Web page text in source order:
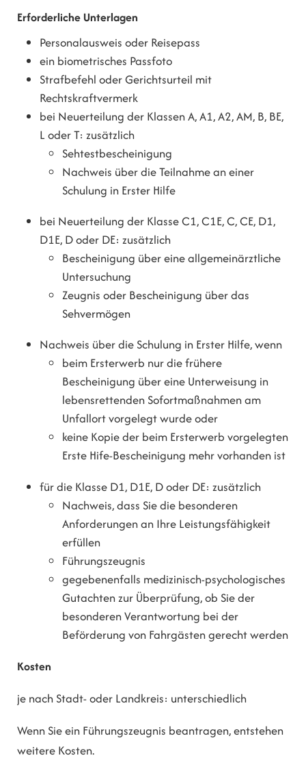
Erforderliche Unterlagen
Personalausweis oder Reisepass
ein biometrisches Passfoto
Strafbefehl oder Gerichtsurteil mit
Rechtskraftvermerk
bei Neuerteilung der Klassen A, A1, A2, AM, B, BE,
L oder T: zusätzlich
Sehtestbescheinigung
Nachweis über die Teilnahme an einer
Schulung in Erster Hilfe
bei Neuerteilung der Klasse C1, C1E, C, CE, D1,
D1E, D oder DE: zusätzlich
Bescheinigung über eine allgemeinärztliche
Untersuchung
Zeugnis oder Bescheinigung über das
Sehvermögen
Nachweis über die Schulung in Erster Hilfe, wenn
beim Ersterwerb nur die frühere
Bescheinigung über eine Unterweisung in
lebensrettenden Sofortmaßnahmen am
Unfallort vorgelegt wurde oder
keine Kopie der beim Ersterwerb vorgelegten
Erste Hife-Bescheinigung mehr vorhanden ist
für die Klasse D1, D1E, D oder DE: zusätzlich
Nachweis, dass Sie die besonderen
Anforderungen an Ihre Leistungsfähigkeit
erfüllen
Führungszeugnis
gegebenenfalls medizinisch-psychologisches
Gutachten zur Überprüfung, ob Sie der
besonderen Verantwortung bei der
Beförderung von Fahrgästen gerecht werden
Kosten
je nach Stadt- oder Landkreis: unterschiedlich
Wenn Sie ein Führungszeugnis beantragen, entstehen
weitere Kosten.